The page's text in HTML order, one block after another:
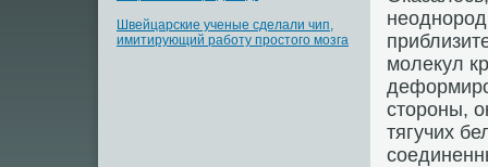
Швейцарские ученые сделали чип,
имитирующий работу простого мозга
молекул
стороны,
тягучих